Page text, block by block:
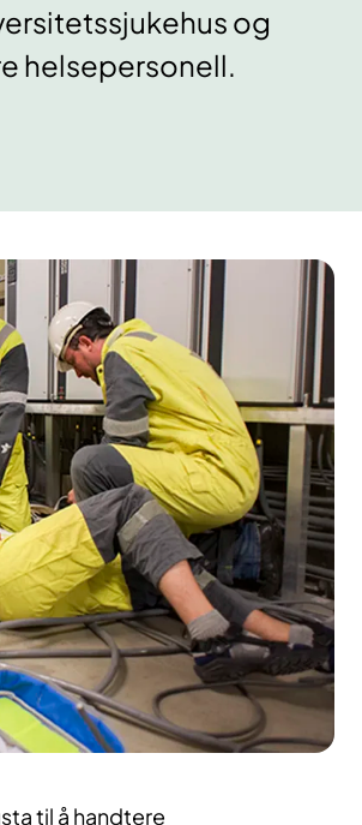
og
helsepersonell.
til å handtere